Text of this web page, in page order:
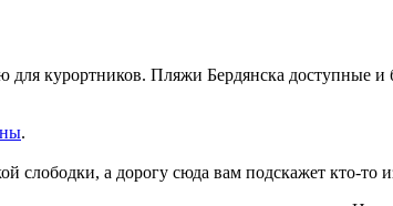
для курортников. Пляжи Бердянска доступные
.
слободки, а дорогу сюда вам подскажет кто-то